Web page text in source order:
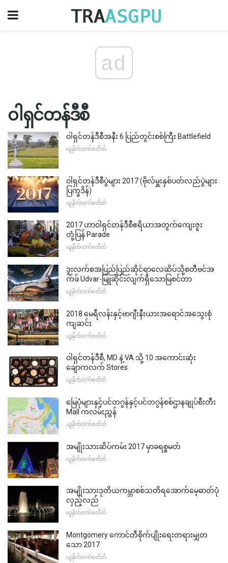
ad
ဝါရှင်တန်ဒီစီ
ဝါရှင်တန်ဒီစီအနီး 6 ပြည်တွင်းစစ်ကြီး Battlefield
ယူနိုက်တက်စတိတ်
ဝါရှင်တန်ဒီစီပွဲများ 2017 (ဗိုလ်မှူးနှစ်ပတ်လည်ပွဲများ
ပြက္ခဒိန်)
ယူနိုက်တက်စတိတ်
2017 ဟာဝါရှင်တန်ဒီစီဧရိယာအတွက်ကျေးဇူး
တုံ့ပြန် Parade
ယူနိုက်တက်စတိတ်
ဒူးလက်စအပြည်ပြည်ဆိုင်ရာလေဆိပ်သို့စတီဗင်အ
က်ဖ် Udvar-မြူဆိုင်းလျက်ရှိသောမြစင်တာ
ယူနိုက်တက်စတိတ်
2018 မေရီလန်းနှင့်ဗာဂျီးနီးယားအရောင်အသွေးစုံ
ကျဆင်း
ယူနိုက်တက်စတိတ်
ဝါရှင်တန်ဒီစီ, MD နဲ့ VA သို့ 10 အကောင်းဆုံး
ချောကလက် Stores
ယူနိုက်တက်စတိတ်
မြေပုံများနှင့်ပင်တဂွန်နှင့်ပင်တဂွန်စစ်ဌာနချုပ်စီးတီး
Mall ကလမ်းညွှန်
ယူနိုက်တက်စတိတ်
အမျိုးသားဆိပ်ကမ်း 2017 မှာခရစ္စမတ်
ယူနိုက်တက်စတိတ်
အမျိုးသားဒုတိယကမ္ဘာစစ်သတိရအောက်မေ့ဓာတ်ပုံ
လှည့်လည်
ယူနိုက်တက်စတိတ်
Montgomery ကောင်တီစိုက်ပျိုးရေးတရားမျှတ
သော 2017
ယူနိုက်တက်စတိတ်